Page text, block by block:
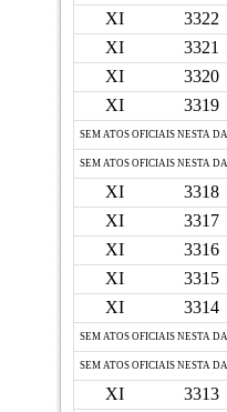
XI
3322
XI
3321
XI
3320
XI
3319
SEM ATOS OFICIAIS NESTA
SEM ATOS OFICIAIS NESTA
XI
3318
XI
3317
XI
3316
XI
3315
XI
3314
SEM ATOS OFICIAIS NESTA
SEM ATOS OFICIAIS NESTA
XI
3313